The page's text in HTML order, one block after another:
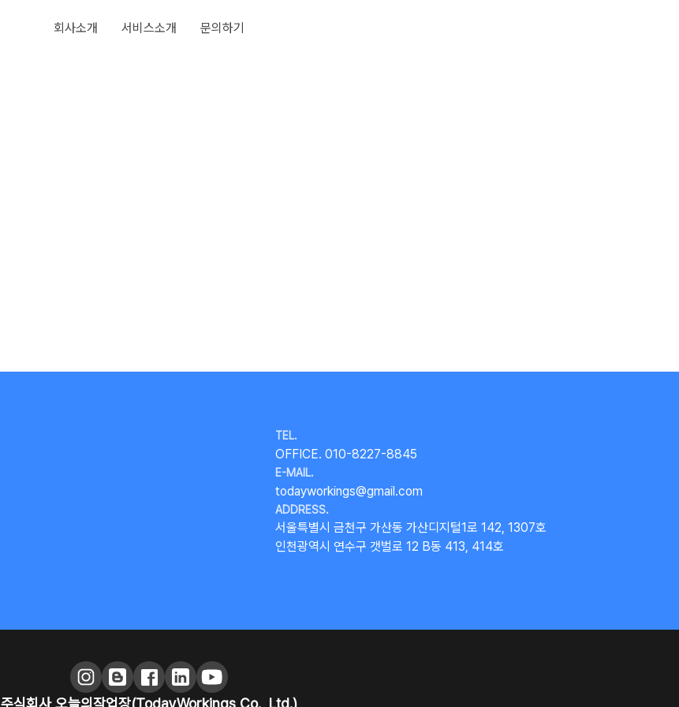
회사소개 서비스소개 문의하기
TEL.
OFFICE. 010-8227-8845
E-MAIL.
todayworkings@gmail.com
ADDRESS.
서울특별시 금천구 가산동 가산디지털1로 142, 1307호
인천광역시 연수구 갯벌로 12 B동 413, 414호
주식회사 오늘의작업장(TodayWorkings Co., Ltd.)